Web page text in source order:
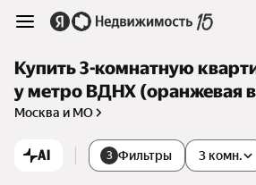
Купить 3-комнатную
у метро ВДНХ (оранжевая
Москва и МО
AI 3 Фильтры 3 комн.